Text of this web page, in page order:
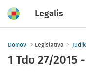
Legalis
Domov Legislatíva
1 Tdo 27/